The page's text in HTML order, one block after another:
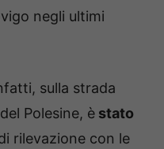
negli ultimi
sulla strada
Polesine, è stato
rilevazione con le